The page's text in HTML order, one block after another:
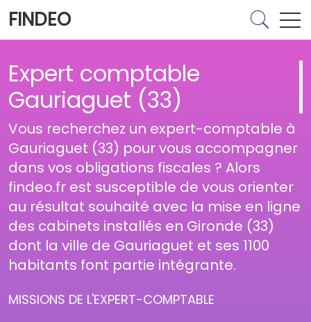
FINDEO
Expert comptable
Gauriaguet (33)
Vous recherchez un expert-comptable à
Gauriaguet (33) pour vous accompagner
dans vos obligations fiscales ? Alors
findeo.fr est susceptible de vous orienter
au résultat souhaité avec la mise en ligne
des cabinets installés en Gironde (33)
dont la ville de Gauriaguet et ses 1100
habitants font partie intégrante.
MISSIONS DE L'EXPERT-COMPTABLE